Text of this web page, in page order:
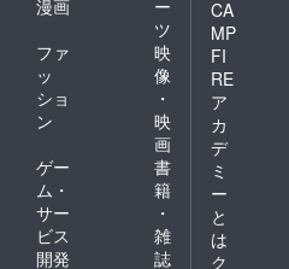
漫画
ー
ツ
ファ
ッ
ショ
ン
映
像
・
映
画
ゲー
ム・
サー
ビス
開発
書
籍
・
雑
誌
CA
MP
FI
RE
ア
カ
デ
ミ
ー
と
は
ク